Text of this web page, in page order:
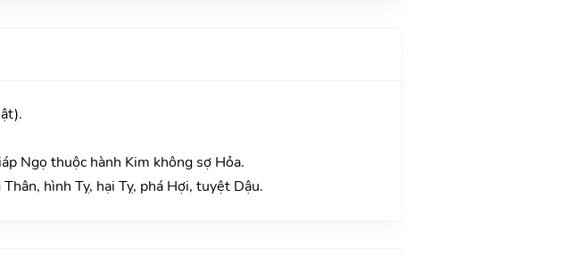
Ngọ thuộc hành Kim không sợ Hỏa.
hình Tỵ, hại Tỵ, phá Hợi, tuyệt Dậu.